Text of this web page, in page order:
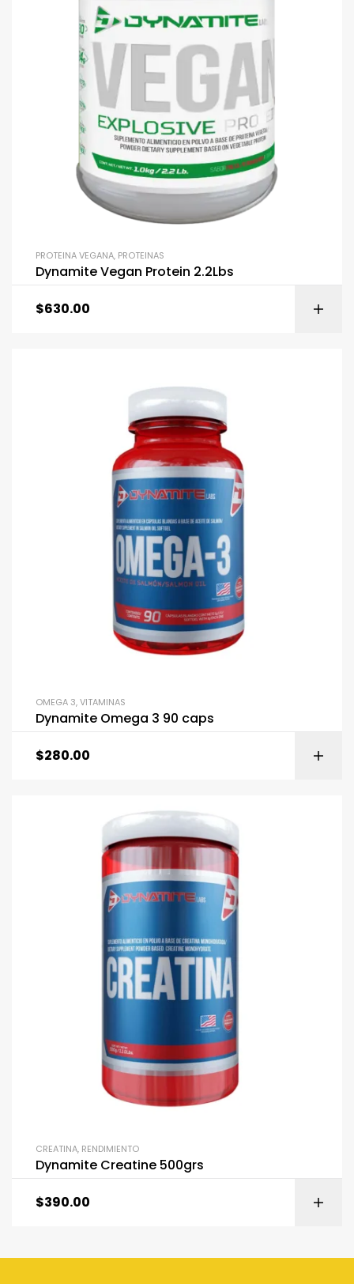
PROTEINA VEGANA, PROTEINAS
Dynamite Vegan Protein 2.2Lbs
$630.00
OMEGA 3,VITAMINAS
Dynamite Omega 3 90 caps
$280.00
CREATINA, RENDIMIENTO
Dynamite Creatine 500grs
$390.00